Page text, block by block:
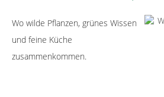
Wo wilde Pflanzen, grünes Wissen
und feine Küche
zusammenkommen.